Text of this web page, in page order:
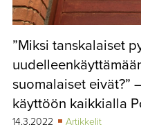
”Miksi tanskalaiset
suomalaiset eivät?”
käyttöön kaikkialla
14.3.2022
Artikkelit